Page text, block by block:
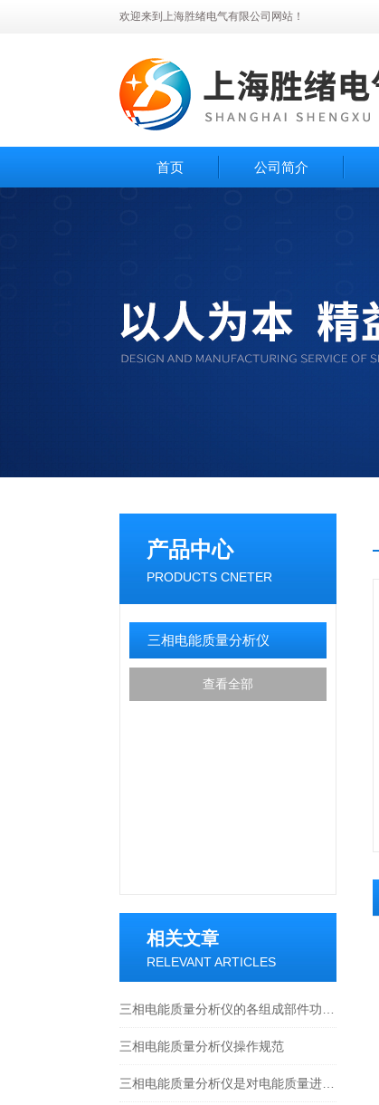
欢迎来到上海胜绪电气有限公司网站！
首页 公司简介
产品中心
PRODUCTS CNETER
三相电能质量分析仪
查看全部
相关文章
RELEVANT ARTICLES
三相电能质量分析仪操作规范